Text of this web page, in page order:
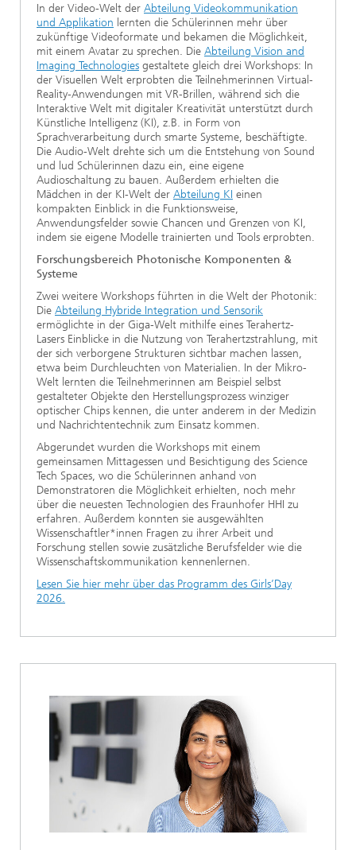
In der Video-Welt der Abteilung Videokommunikation
und Applikation lernten die Schülerinnen mehr über
zukünftige Videoformate und bekamen die Möglichkeit,
mit einem Avatar zu sprechen. Die Abteilung Vision and
Imaging Technologies gestaltete gleich drei Workshops: In
der Visuellen Welt erprobten die Teilnehmerinnen Virtual-
Reality-Anwendungen mit VR-Brillen, während sich die
Interaktive Welt mit digitaler Kreativität unterstützt durch
Künstliche Intelligenz (KI), z.B. in Form von
Sprachverarbeitung durch smarte Systeme, beschäftigte.
Die Audio-Welt drehte sich um die Entstehung von Sound
und lud Schülerinnen dazu ein, eine eigene
Audioschaltung zu bauen. Außerdem erhielten die
Mädchen in der KI-Welt der Abteilung KI einen
kompakten Einblick in die Funktionsweise,
Anwendungsfelder sowie Chancen und Grenzen von KI,
indem sie eigene Modelle trainierten und Tools erprobten.
Forschungsbereich Photonische Komponenten &
Systeme
Zwei weitere Workshops führten in die Welt der Photonik:
Die Abteilung Hybride Integration und Sensorik
ermöglichte in der Giga-Welt mithilfe eines Terahertz-
Lasers Einblicke in die Nutzung von Terahertzstrahlung, mit
der sich verborgene Strukturen sichtbar machen lassen,
etwa beim Durchleuchten von Materialien. In der Mikro-
Welt lernten die Teilnehmerinnen am Beispiel selbst
gestalteter Objekte den Herstellungsprozess winziger
optischer Chips kennen, die unter anderem in der Medizin
und Nachrichtentechnik zum Einsatz kommen.
Abgerundet wurden die Workshops mit einem
gemeinsamen Mittagessen und Besichtigung des Science
Tech Spaces, wo die Schülerinnen anhand von
Demonstratoren die Möglichkeit erhielten, noch mehr
über die neuesten Technologien des Fraunhofer HHI zu
erfahren. Außerdem konnten sie ausgewählten
Wissenschaftler*innen Fragen zu ihrer Arbeit und
Forschung stellen sowie zusätzliche Berufsfelder wie die
Wissenschaftskommunikation kennenlernen.
Lesen Sie hier mehr über das Programm des Girls’Day
2026.